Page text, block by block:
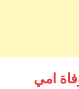
امي